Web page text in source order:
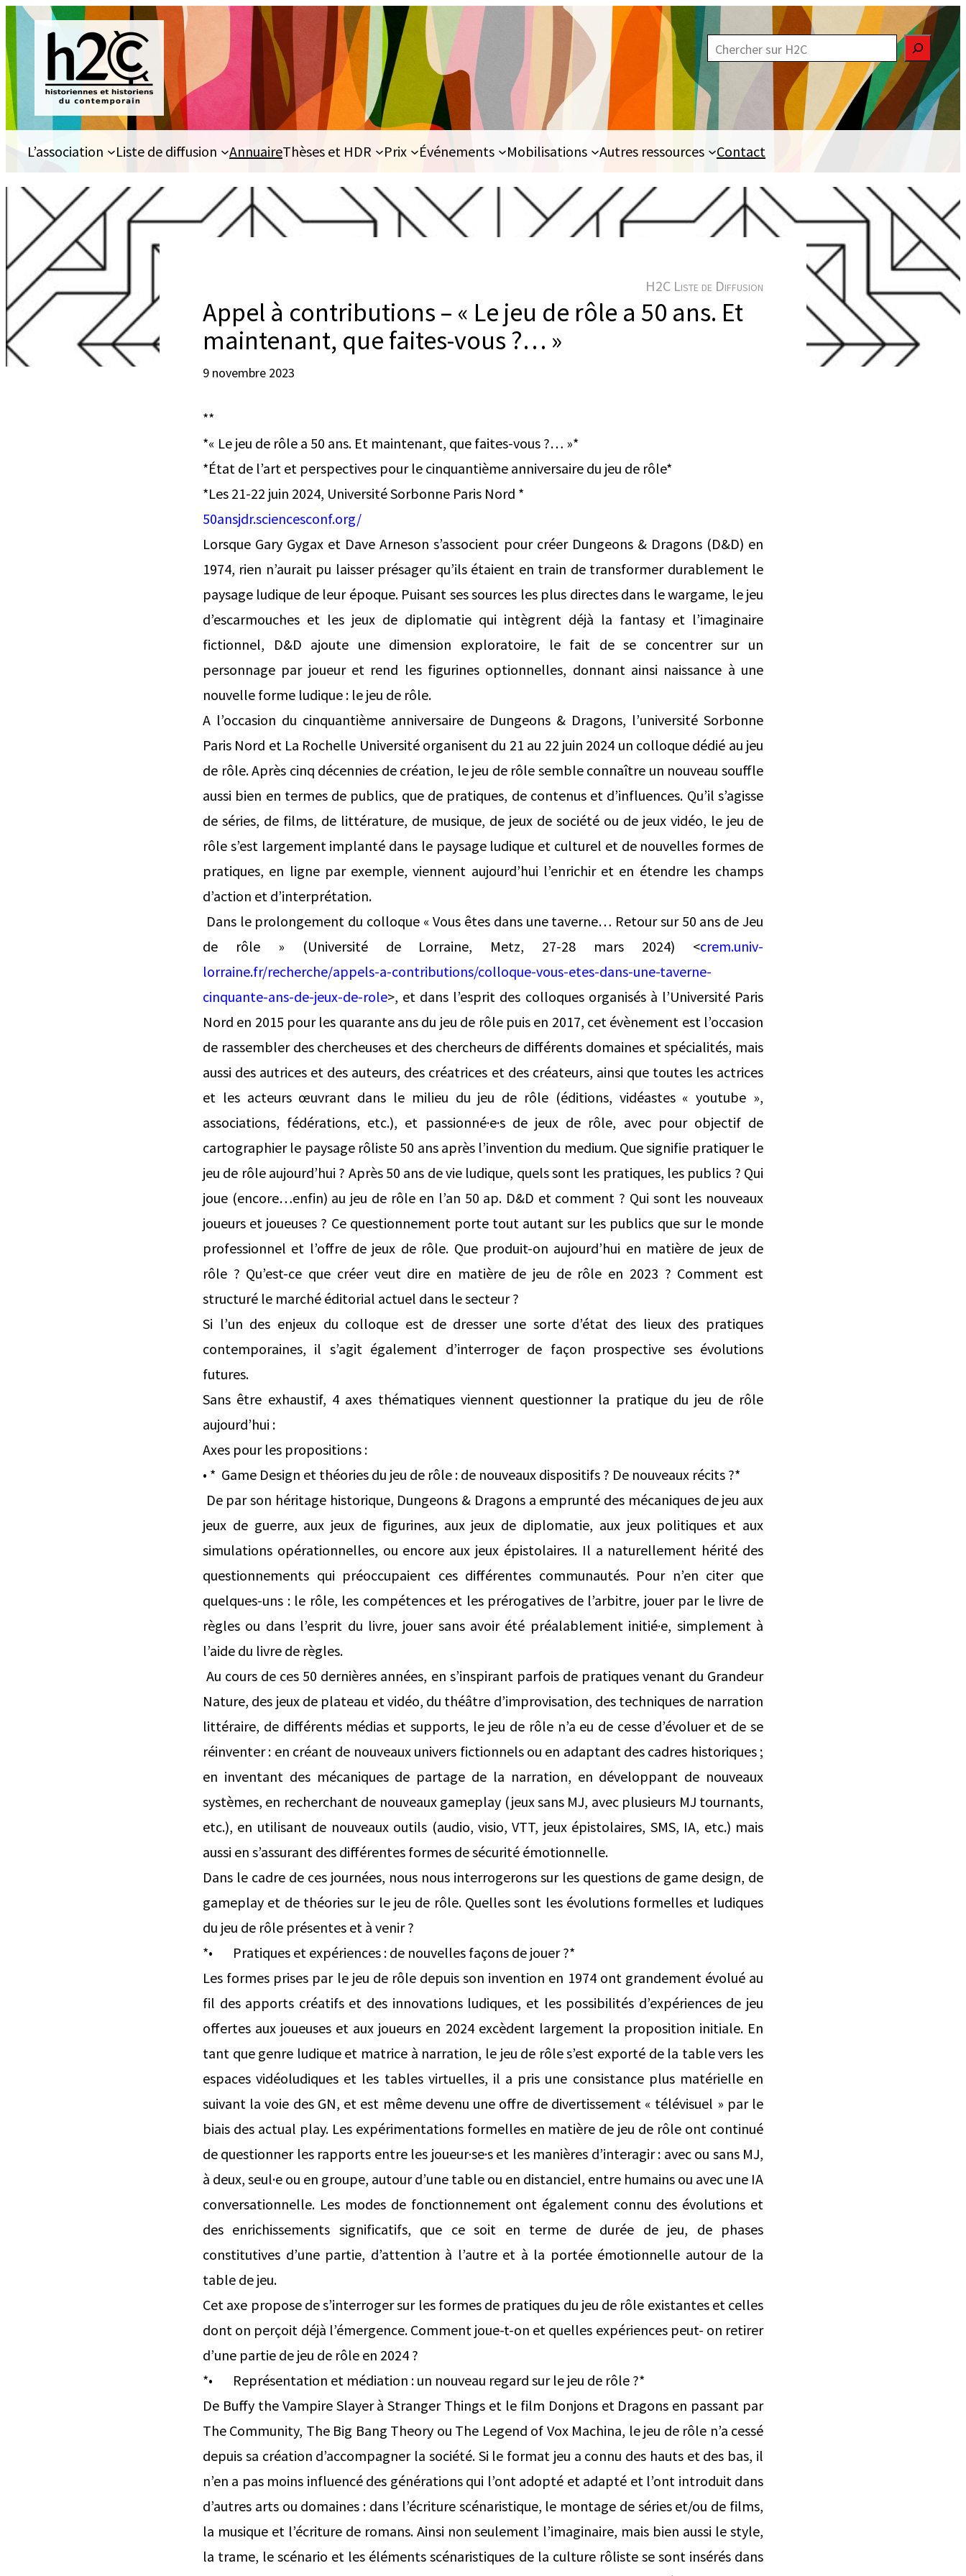
Aller
au
contenu
c
h
e
c
L’association Liste de diffusion AnnuaireThèses et HDR Prix Événements Mobilisations Autres ressources Contact
H2C Liste de Diffusion
Appel à contributions – « Le jeu de rôle a 50 ans. Et
maintenant, que faites-vous ?… »
9 novembre 2023
**
*« Le jeu de rôle a 50 ans. Et maintenant, que faites-vous ?… »*
*État de l’art et perspectives pour le cinquantième anniversaire du jeu de rôle*
*Les 21-22 juin 2024, Université Sorbonne Paris Nord *
50ansjdr.sciencesconf.org/
Lorsque Gary Gygax et Dave Arneson s’associent pour créer Dungeons & Dragons (D&D) en
1974, rien n’aurait pu laisser présager qu’ils étaient en train de transformer durablement le
paysage ludique de leur époque. Puisant ses sources les plus directes dans le wargame, le jeu
d’escarmouches et les jeux de diplomatie qui intègrent déjà la fantasy et l’imaginaire
fictionnel, D&D ajoute une dimension exploratoire, le fait de se concentrer sur un
personnage par joueur et rend les figurines optionnelles, donnant ainsi naissance à une
nouvelle forme ludique : le jeu de rôle.
A l’occasion du cinquantième anniversaire de Dungeons & Dragons, l’université Sorbonne
Paris Nord et La Rochelle Université organisent du 21 au 22 juin 2024 un colloque dédié au jeu
de rôle. Après cinq décennies de création, le jeu de rôle semble connaître un nouveau souffle
aussi bien en termes de publics, que de pratiques, de contenus et d’influences. Qu’il s’agisse
de séries, de films, de littérature, de musique, de jeux de société ou de jeux vidéo, le jeu de
rôle s’est largement implanté dans le paysage ludique et culturel et de nouvelles formes de
pratiques, en ligne par exemple, viennent aujourd’hui l’enrichir et en étendre les champs
d’action et d’interprétation.
Dans le prolongement du colloque « Vous êtes dans une taverne… Retour sur 50 ans de Jeu
de rôle » (Université de Lorraine, Metz, 27-28 mars 2024) <crem.univ-
lorraine.fr/recherche/appels-a-contributions/colloque-vous-etes-dans-une-taverne-
cinquante-ans-de-jeux-de-role>, et dans l’esprit des colloques organisés à l’Université Paris
Nord en 2015 pour les quarante ans du jeu de rôle puis en 2017, cet évènement est l’occasion
de rassembler des chercheuses et des chercheurs de différents domaines et spécialités, mais
aussi des autrices et des auteurs, des créatrices et des créateurs, ainsi que toutes les actrices
et les acteurs œuvrant dans le milieu du jeu de rôle (éditions, vidéastes « youtube »,
associations, fédérations, etc.), et passionné·e·s de jeux de rôle, avec pour objectif de
cartographier le paysage rôliste 50 ans après l’invention du medium. Que signifie pratiquer le
jeu de rôle aujourd’hui ? Après 50 ans de vie ludique, quels sont les pratiques, les publics ? Qui
joue (encore…enfin) au jeu de rôle en l’an 50 ap. D&D et comment ? Qui sont les nouveaux
joueurs et joueuses ? Ce questionnement porte tout autant sur les publics que sur le monde
professionnel et l’offre de jeux de rôle. Que produit-on aujourd’hui en matière de jeux de
rôle ? Qu’est-ce que créer veut dire en matière de jeu de rôle en 2023 ? Comment est
structuré le marché éditorial actuel dans le secteur ?
Si l’un des enjeux du colloque est de dresser une sorte d’état des lieux des pratiques
contemporaines, il s’agit également d’interroger de façon prospective ses évolutions
futures.
Sans être exhaustif, 4 axes thématiques viennent questionner la pratique du jeu de rôle
aujourd’hui :
Axes pour les propositions :
• * Game Design et théories du jeu de rôle : de nouveaux dispositifs ? De nouveaux récits ?*
De par son héritage historique, Dungeons & Dragons a emprunté des mécaniques de jeu aux
jeux de guerre, aux jeux de figurines, aux jeux de diplomatie, aux jeux politiques et aux
simulations opérationnelles, ou encore aux jeux épistolaires. Il a naturellement hérité des
questionnements qui préoccupaient ces différentes communautés. Pour n’en citer que
quelques-uns : le rôle, les compétences et les prérogatives de l’arbitre, jouer par le livre de
règles ou dans l’esprit du livre, jouer sans avoir été préalablement initié·e, simplement à
l’aide du livre de règles.
Au cours de ces 50 dernières années, en s’inspirant parfois de pratiques venant du Grandeur
Nature, des jeux de plateau et vidéo, du théâtre d’improvisation, des techniques de narration
littéraire, de différents médias et supports, le jeu de rôle n’a eu de cesse d’évoluer et de se
réinventer : en créant de nouveaux univers fictionnels ou en adaptant des cadres historiques ;
en inventant des mécaniques de partage de la narration, en développant de nouveaux
systèmes, en recherchant de nouveaux gameplay (jeux sans MJ, avec plusieurs MJ tournants,
etc.), en utilisant de nouveaux outils (audio, visio, VTT, jeux épistolaires, SMS, IA, etc.) mais
aussi en s’assurant des différentes formes de sécurité émotionnelle.
Dans le cadre de ces journées, nous nous interrogerons sur les questions de game design, de
gameplay et de théories sur le jeu de rôle. Quelles sont les évolutions formelles et ludiques
du jeu de rôle présentes et à venir ?
*• Pratiques et expériences : de nouvelles façons de jouer ?*
Les formes prises par le jeu de rôle depuis son invention en 1974 ont grandement évolué au
fil des apports créatifs et des innovations ludiques, et les possibilités d’expériences de jeu
offertes aux joueuses et aux joueurs en 2024 excèdent largement la proposition initiale. En
tant que genre ludique et matrice à narration, le jeu de rôle s’est exporté de la table vers les
espaces vidéoludiques et les tables virtuelles, il a pris une consistance plus matérielle en
suivant la voie des GN, et est même devenu une offre de divertissement « télévisuel » par le
biais des actual play. Les expérimentations formelles en matière de jeu de rôle ont continué
de questionner les rapports entre les joueur·se·s et les manières d’interagir : avec ou sans MJ,
à deux, seul·e ou en groupe, autour d’une table ou en distanciel, entre humains ou avec une IA
conversationnelle. Les modes de fonctionnement ont également connu des évolutions et
des enrichissements significatifs, que ce soit en terme de durée de jeu, de phases
constitutives d’une partie, d’attention à l’autre et à la portée émotionnelle autour de la
table de jeu.
Cet axe propose de s’interroger sur les formes de pratiques du jeu de rôle existantes et celles
dont on perçoit déjà l’émergence. Comment joue-t-on et quelles expériences peut- on retirer
d’une partie de jeu de rôle en 2024 ?
*• Représentation et médiation : un nouveau regard sur le jeu de rôle ?*
De Buffy the Vampire Slayer à Stranger Things et le film Donjons et Dragons en passant par
The Community, The Big Bang Theory ou The Legend of Vox Machina, le jeu de rôle n’a cessé
depuis sa création d’accompagner la société. Si le format jeu a connu des hauts et des bas, il
n’en a pas moins influencé des générations qui l’ont adopté et adapté et l’ont introduit dans
d’autres arts ou domaines : dans l’écriture scénaristique, le montage de séries et/ou de films,
la musique et l’écriture de romans. Ainsi non seulement l’imaginaire, mais bien aussi le style,
la trame, le scénario et les éléments scénaristiques de la culture rôliste se sont insérés dans